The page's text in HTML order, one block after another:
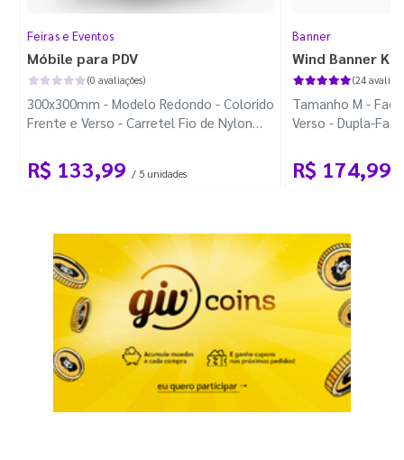
Feiras e Eventos
Móbile para PDV
(0 avaliações)
300x300mm - Modelo Redondo - Colorido
Frente e Verso - Carretel Fio de Nylon
R$ 133,99 / 5 unidades
Banner
Wind Banner
(24
Tamanho M -
Verso - Dupla-
R$ 174,99